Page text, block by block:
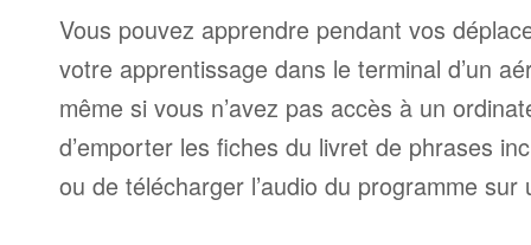
Vous pouvez apprendre pendant vos
votre apprentissage dans le terminal d’un
même si vous n’avez pas accès à un
d’emporter les fiches du livret de phrases
ou de télécharger l’audio du programme sur